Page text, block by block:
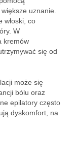
większe uznanie.
włoski, co
W
kremów
się od
może się
bólu oraz
epilatory często
dyskomfort, na